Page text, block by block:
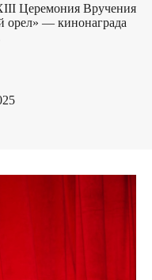
Церемония Вручения
орел» — кинонаграда